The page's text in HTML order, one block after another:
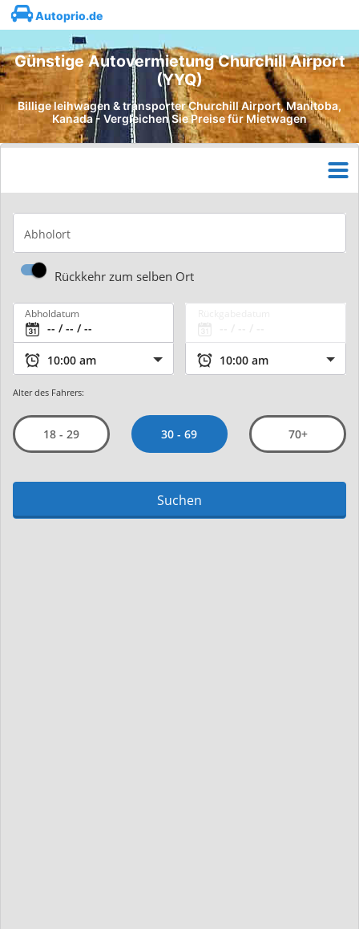
Autoprio.de
Günstige Autovermietung Churchill Airport
(YYQ)
Billige leihwagen & transporter Churchill Airport, Manitoba,
Kanada - Vergleichen Sie Preise für Mietwagen
Abholort
Rückkehr zum selben Ort
Abholdatum
Alter des Fahrers:
18 - 29 30 - 69 70+
Suchen